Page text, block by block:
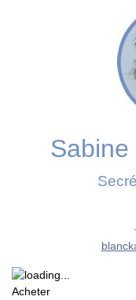
Sabine
Acheter